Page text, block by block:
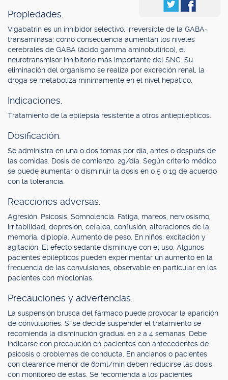
Propiedades.
Vigabatrín es un inhibidor selectivo, irreversible de la GABA-
transaminasa; como consecuencia aumentan los niveles
cerebrales de GABA (ácido gamma aminobutírico), el
neurotransmisor inhibitorio más importante del SNC. Su
eliminación del organismo se realiza por excreción renal, la
droga se metaboliza mínimamente en el nivel hepático.
Indicaciones.
Tratamiento de la epilepsia resistente a otros antiepilépticos.
Dosificación.
Se administra en una o dos tomas por día, antes o después de
las comidas. Dosis de comienzo: 2g/día. Según criterio médico
se puede aumentar o disminuir la dosis en 0,5 o 1g de acuerdo
con la tolerancia.
Reacciones adversas.
Agresión. Psicosis. Somnolencia. Fatiga, mareos, nerviosismo,
irritabilidad, depresión, cefalea, confusión, alteraciones de la
memoria, diplopía. Aumento de peso. En niños: excitación y
agitación. El efecto sedante disminuye con el uso. Algunos
pacientes epilépticos pueden experimentar un aumento en la
frecuencia de las convulsiones, observable en particular en los
pacientes con mioclonías.
Precauciones y advertencias.
La suspensión brusca del fármaco puede provocar la aparición
de convulsiones. Si se decide suspender el tratamiento se
recomienda la disminución gradual en 2 a 4 semanas. Debe
indicarse con precaución en pacientes con antecedentes de
psicosis o problemas de conducta. En ancianos o pacientes
con clearance menor de 60ml/min deben reducirse las dosis,
con monitoreo de éstas. Se recomienda a los pacientes